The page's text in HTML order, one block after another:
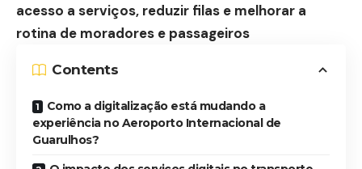
acesso a serviços, reduzir filas e melhorar a
rotina de moradores e passageiros
Contents
Como a digitalização está mudando a
experiência no Aeroporto Internacional de
Guarulhos?